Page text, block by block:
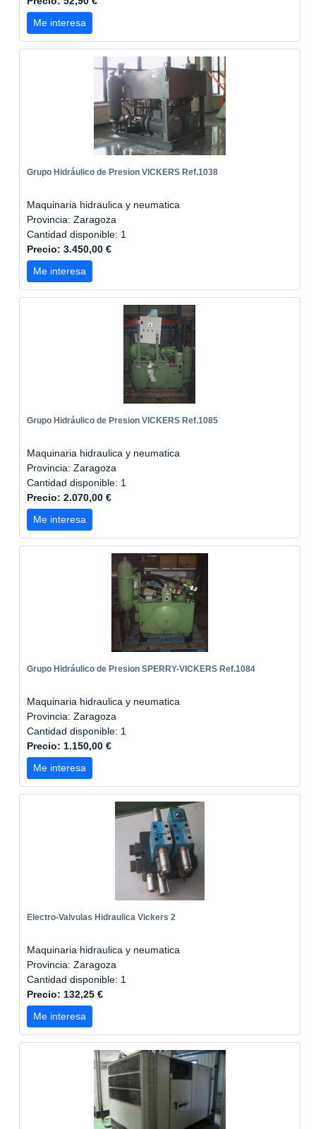
Me interesa
Grupo Hidráulico de Presion VICKERS Ref.1038
Maquinaria hidraulica y neumatica
Provincia: Zaragoza
Cantidad disponible: 1
Precio: 3.450,00 €
Me interesa
Grupo Hidráulico de Presion VICKERS Ref.1085
Maquinaria hidraulica y neumatica
Provincia: Zaragoza
Cantidad disponible: 1
Precio: 2.070,00 €
Me interesa
Grupo Hidráulico de Presion SPERRY-VICKERS Ref.1084
Maquinaria hidraulica y neumatica
Provincia: Zaragoza
Cantidad disponible: 1
Precio: 1.150,00 €
Me interesa
Electro-Valvulas Hidraulica Vickers 2
Maquinaria hidraulica y neumatica
Provincia: Zaragoza
Cantidad disponible: 1
Precio: 132,25 €
Me interesa